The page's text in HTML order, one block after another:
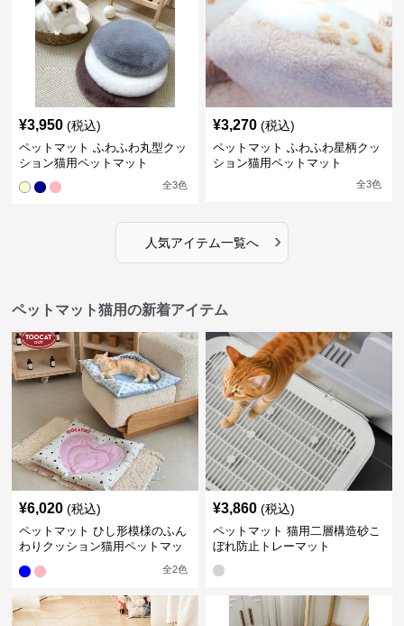
¥3,950 (税込)
ペットマット ふわふわ丸型クッ
ション猫用ペットマット
全3色
¥3,270 (税込)
ペットマット ふわふわ星柄クッ
ション猫用ペットマット
全3色
人気アイテム一覧へ ›
ペットマット猫用の新着アイテム
¥6,020 (税込)
ペットマット ひし形模様のふん
わりクッション猫用ペットマッ
全2色
¥3,860 (税込)
ペットマット 猫用二層構造砂こ
ぼれ防止トレーマット